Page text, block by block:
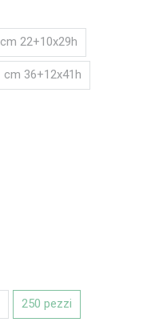
cm 22+10x29h
cm 36+12x41h
250 pezzi